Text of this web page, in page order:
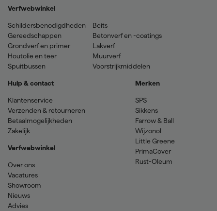
Verfwebwinkel
Schildersbenodigdheden
Gereedschappen
Grondverf en primer
Houtolie en teer
Spuitbussen
Beits
Betonverf en -coatings
Lakverf
Muurverf
Voorstrijkmiddelen
Hulp & contact
Klantenservice
Verzenden & retourneren
Betaalmogelijkheden
Zakelijk
Verfwebwinkel
Over ons
Vacatures
Showroom
Nieuws
Advies
Merken
SPS
Sikkens
Farrow & Ball
Wijzonol
Little Greene
PrimaCover
Rust-Oleum